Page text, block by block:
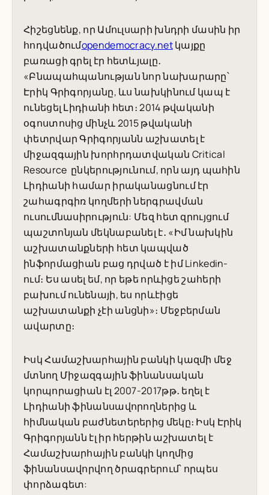
Հիշեցնենք, որ Ամուլսարի խնդրի մասին իր
հոդվածումopendemocracy.netկայքը
բառացի գրել էր հետևյալը․
«Բնապահպանության նոր նախարարը՝
Էրիկ Գրիգորյանը, ևս նախկինում կապ է
ունեցել Լիդիանի հետ։ 2014 թվականի
օգոստոսից մինչև 2015 թվականի
փետրվար Գրիգորյանն աշխատել է
միջազգային խորհրդատվական Critical
Resource ընկերությունում, որն այդ պահին
Լիդիանի համար իրականացնում էր
շահագրգիռ կողմերի ներգրավման
ուսումնասիրություն: Մեզ հետ զրույցում
պաշտոնյան մեկնաբանել է․ «Իմ նախկին
աշխատանքների հետ կապված
ինֆորմացիան բաց դրված է իմ Linkedin-
ում։ Ես ասել եմ, որ եթե որևիցե շահերի
բախում ունենայի, ես որևէիցե
աշխատանքի չէի անցնի»։ Մեջբերման
ավարտը։
Իսկ Համաշխարհային բանկի կազմի մեջ
մտնող Միջազգային ֆինանսական
կորպորացիան էլ 2007-2017թթ․ եղել է
Լիդիանի ֆինանսավորողներից և
հիմնական բաժնետերերից մեկը։ Իսկ Էրիկ
Գրիգորյանն էլ իր հերթին աշխատել է
Համաշխարհային բանկի կողմից
ֆինանսավորվող ծրագրերում՝ որպես
փորձագետ: